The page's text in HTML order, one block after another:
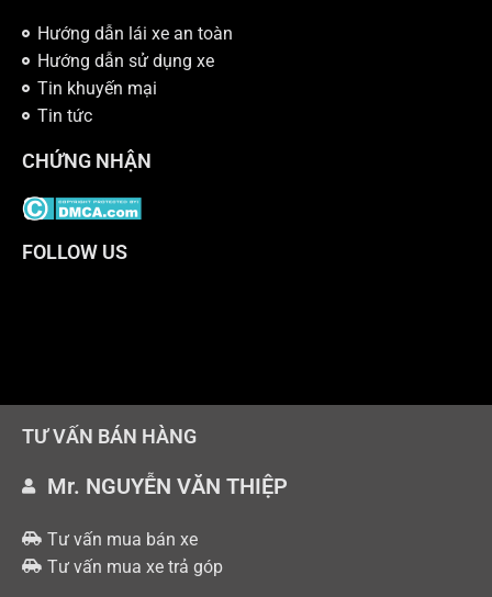
Hướng dẫn lái xe an toàn
Hướng dẫn sử dụng xe
Tin khuyến mại
Tin tức
CHỨNG NHẬN
FOLLOW US
TƯ VẤN BÁN HÀNG
Mr. NGUYỄN VĂN THIỆP
Tư vấn mua bán xe
Tư vấn mua xe trả góp